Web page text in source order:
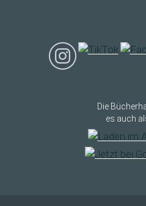
Die
es auch